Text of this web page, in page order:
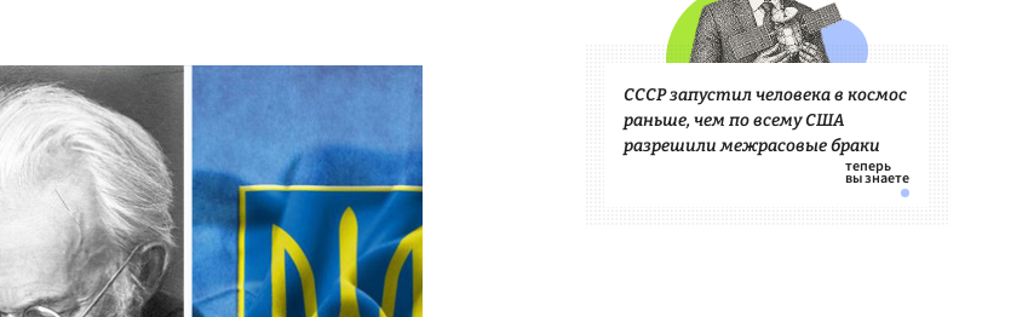
СССР запустил человека в космос
раньше, чем по всему США
разрешили межрасовые браки